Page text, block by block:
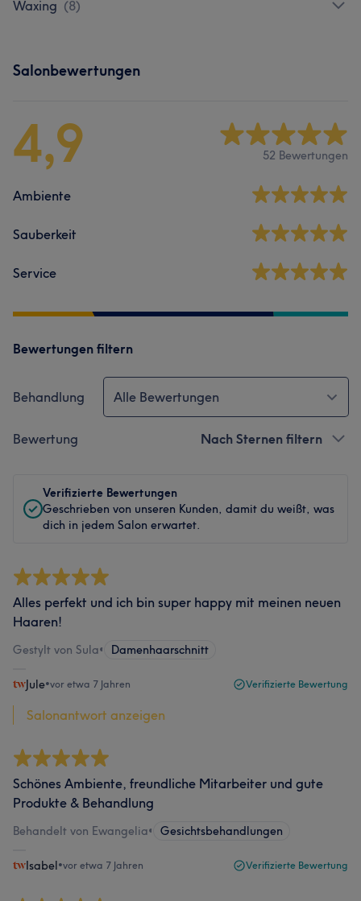
Waxing (8)
Salonbewertungen
4,9 52 Bewertungen
Ambiente
Sauberkeit
Service
Bewertungen filtern
Behandlung Alle Bewertungen
Bewertung Nach Sternen filtern
Verifizierte Bewertungen
Geschrieben von unseren Kunden, damit du weißt, was
dich in jedem Salon erwartet.
Alles perfekt und ich bin super happy mit meinen neuen
Haaren!
Gestylt von Sula• Damenhaarschnitt
Jule•vor etwa 7 Jahren Verifizierte Bewertung
Salonantwort anzeigen
Schönes Ambiente, freundliche Mitarbeiter und gute
Produkte & Behandlung
Behandelt von Ewangelia• Gesichtsbehandlungen
Isabel•vor etwa 7 Jahren Verifizierte Bewertung